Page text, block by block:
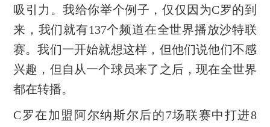
吸引力。我给你举个例子，仅仅因为C罗的到
来，我们就有137个频道在全世界播放沙特联
赛。我们一开始就想这样，但他们说他们不感
兴趣，但自从一个球员来了之后，现在全世界
都在转播。
C罗在加盟阿尔纳斯尔后的7场联赛中打进8